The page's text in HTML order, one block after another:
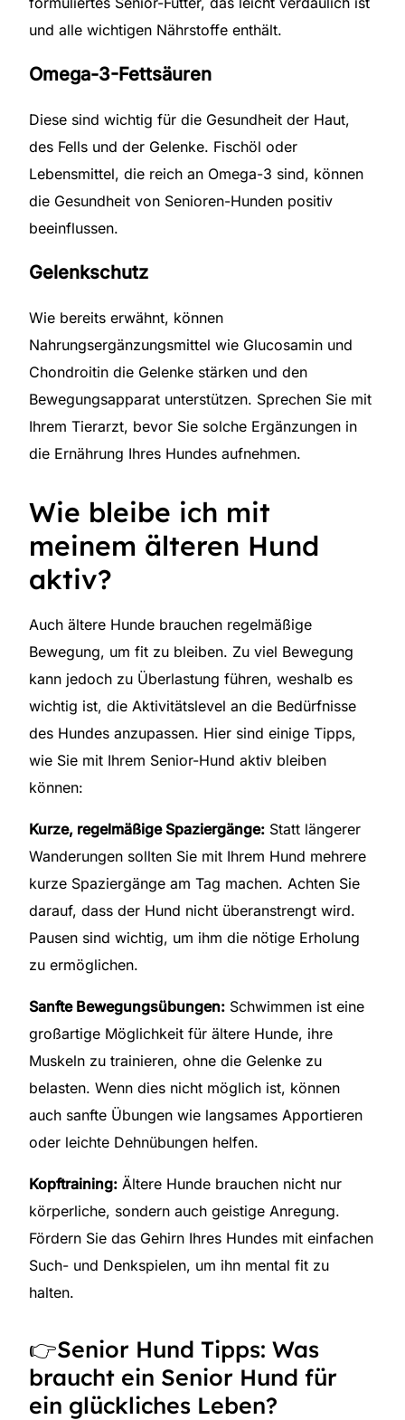
und alle wichtigen Nährstoffe enthält.
Omega-3-Fettsäuren
Diese sind wichtig für die Gesundheit der Haut,
des Fells und der Gelenke. Fischöl oder
Lebensmittel, die reich an Omega-3 sind, können
die Gesundheit von Senioren-Hunden positiv
beeinflussen.
Gelenkschutz
Wie bereits erwähnt, können
Nahrungsergänzungsmittel wie Glucosamin und
Chondroitin die Gelenke stärken und den
Bewegungsapparat unterstützen. Sprechen Sie mit
Ihrem Tierarzt, bevor Sie solche Ergänzungen in
die Ernährung Ihres Hundes aufnehmen.
Wie bleibe ich mit
meinem älteren Hund
aktiv?
Auch ältere Hunde brauchen regelmäßige
Bewegung, um fit zu bleiben. Zu viel Bewegung
kann jedoch zu Überlastung führen, weshalb es
wichtig ist, die Aktivitätslevel an die Bedürfnisse
des Hundes anzupassen. Hier sind einige Tipps,
wie Sie mit Ihrem Senior-Hund aktiv bleiben
können:
Kurze, regelmäßige Spaziergänge: Statt längerer
Wanderungen sollten Sie mit Ihrem Hund mehrere
kurze Spaziergänge am Tag machen. Achten Sie
darauf, dass der Hund nicht überanstrengt wird.
Pausen sind wichtig, um ihm die nötige Erholung
zu ermöglichen.
Sanfte Bewegungsübungen: Schwimmen ist eine
großartige Möglichkeit für ältere Hunde, ihre
Muskeln zu trainieren, ohne die Gelenke zu
belasten. Wenn dies nicht möglich ist, können
auch sanfte Übungen wie langsames Apportieren
oder leichte Dehnübungen helfen.
Kopftraining: Ältere Hunde brauchen nicht nur
körperliche, sondern auch geistige Anregung.
Fördern Sie das Gehirn Ihres Hundes mit einfachen
Such- und Denkspielen, um ihn mental fit zu
halten.
👉Senior Hund Tipps: Was
braucht ein Senior Hund für
ein glückliches Leben?